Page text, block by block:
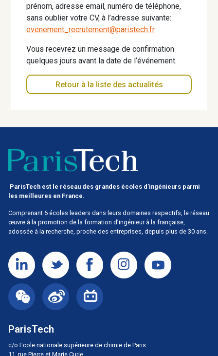
prénom, adresse email, numéro de téléphone,
sans oublier votre CV, à l’adresse suivante:
evenement_recrutement@paristech.fr
Vous recevrez un message de confirmation
quelques jours avant la date de l’événement.
Retour à la liste des actualités
ParisTech est le réseau des grandes écoles d'ingénieurs parmi
les meilleures en France.
Comprenant 6 écoles leaders dans leurs domaines respectifs, le réseau
œuvre à la promotion de la formation d’ingénieur à la française,
adossée à la recherche, proche des entreprises, depuis plus de 30 ans.
ParisTech
c/o Ecole nationale supérieure de chimie de Paris
11, rue Pierre et Marie Curie